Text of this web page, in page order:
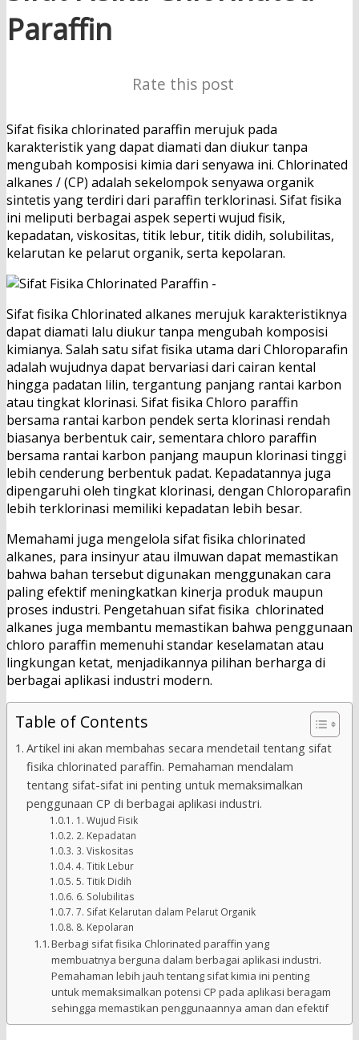
Paraffin
Rate this post
Sifat fisika chlorinated paraffin merujuk pada
karakteristik yang dapat diamati dan diukur tanpa
mengubah komposisi kimia dari senyawa ini. Chlorinated
alkanes / (CP) adalah sekelompok senyawa organik
sintetis yang terdiri dari paraffin terklorinasi. Sifat fisika
ini meliputi berbagai aspek seperti wujud fisik,
kepadatan, viskositas, titik lebur, titik didih, solubilitas,
kelarutan ke pelarut organik, serta kepolaran.
Sifat fisika Chlorinated alkanes merujuk karakteristiknya
dapat diamati lalu diukur tanpa mengubah komposisi
kimianya. Salah satu sifat fisika utama dari Chloroparafin
adalah wujudnya dapat bervariasi dari cairan kental
hingga padatan lilin, tergantung panjang rantai karbon
atau tingkat klorinasi. Sifat fisika Chloro paraffin
bersama rantai karbon pendek serta klorinasi rendah
biasanya berbentuk cair, sementara chloro paraffin
bersama rantai karbon panjang maupun klorinasi tinggi
lebih cenderung berbentuk padat. Kepadatannya juga
dipengaruhi oleh tingkat klorinasi, dengan Chloroparafin
lebih terklorinasi memiliki kepadatan lebih besar.
Memahami juga mengelola sifat fisika chlorinated
alkanes, para insinyur atau ilmuwan dapat memastikan
bahwa bahan tersebut digunakan menggunakan cara
paling efektif meningkatkan kinerja produk maupun
proses industri. Pengetahuan sifat fisika chlorinated
alkanes juga membantu memastikan bahwa penggunaan
chloro paraffin memenuhi standar keselamatan atau
lingkungan ketat, menjadikannya pilihan berharga di
berbagai aplikasi industri modern.
Table of Contents
Artikel ini akan membahas secara mendetail tentang sifat
fisika chlorinated paraffin. Pemahaman mendalam
tentang sifat-sifat ini penting untuk memaksimalkan
penggunaan CP di berbagai aplikasi industri.
1. Wujud Fisik
2. Kepadatan
3. Viskositas
4. Titik Lebur
5. Titik Didih
6. Solubilitas
7. Sifat Kelarutan dalam Pelarut Organik
8. Kepolaran
Berbagi sifat fisika Chlorinated paraffin yang
membuatnya berguna dalam berbagai aplikasi industri.
Pemahaman lebih jauh tentang sifat kimia ini penting
untuk memaksimalkan potensi CP pada aplikasi beragam
sehingga memastikan penggunaannya aman dan efektif